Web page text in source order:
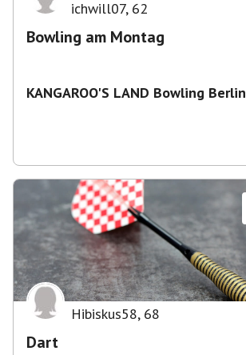
ichwill07, 62
Bowling am Montag
KANGAROO'S LAND Bowling Berlin
Hibiskus58, 68
Dart